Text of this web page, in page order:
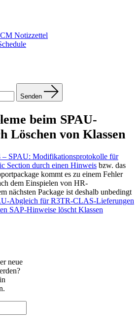
Notizzettel
Senden
beim SPAU-
Löschen von Klassen
– SPAU: Modifikationsprotokolle für
Section durch einen Hinweis bzw. das
kommt es zu einem Fehler
dem Einspielen von HR-
nächsten Package ist deshalb unbedingt
Abgleich für R3TR-CLAS-Lieferungen
SAP-Hinweise löscht Klassen
neue